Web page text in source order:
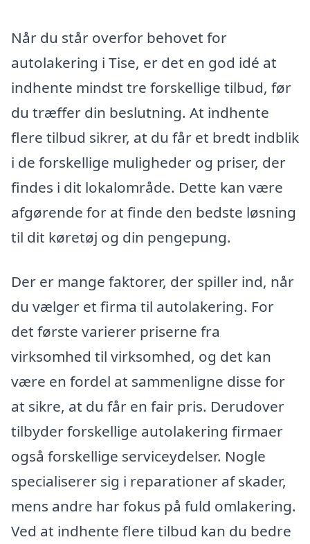
Når du står overfor behovet for
autolakering i Tise, er det en god idé at
indhente mindst tre forskellige tilbud, før
du træffer din beslutning. At indhente
flere tilbud sikrer, at du får et bredt indblik
i de forskellige muligheder og priser, der
findes i dit lokalområde. Dette kan være
afgørende for at finde den bedste løsning
til dit køretøj og din pengepung.
Der er mange faktorer, der spiller ind, når
du vælger et firma til autolakering. For
det første varierer priserne fra
virksomhed til virksomhed, og det kan
være en fordel at sammenligne disse for
at sikre, at du får en fair pris. Derudover
tilbyder forskellige autolakering firmaer
også forskellige serviceydelser. Nogle
specialiserer sig i reparationer af skader,
mens andre har fokus på fuld omlakering.
Ved at indhente flere tilbud kan du bedre